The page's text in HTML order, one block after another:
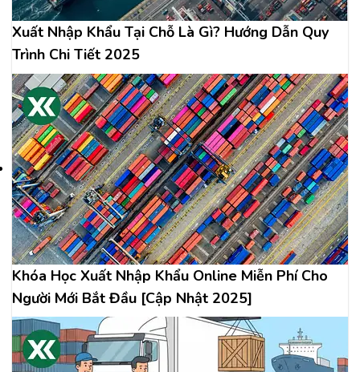
Xuất Nhập Khẩu Tại Chỗ Là Gì? Hướng Dẫn Quy
Trình Chi Tiết 2025
Khóa Học Xuất Nhập Khẩu Online Miễn Phí Cho
Người Mới Bắt Đầu [Cập Nhật 2025]